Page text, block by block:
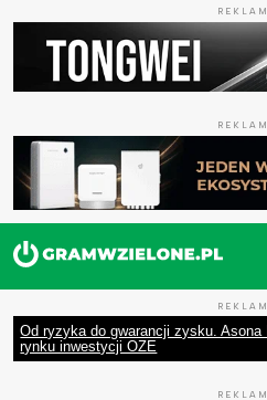
Od ryzyka do gwarancji zysku.
rynku inwestycji OZE